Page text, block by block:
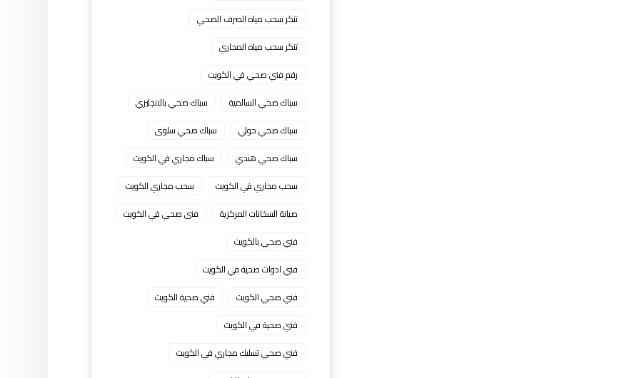
تنكر سحب مياه الصرف الصحي
تنكر سحب مياه المجاري
رقم فني صحي في الكويت
سباك صحي السالمية
سباك صحي بالانجليزي
سباك صحي حولي
سباك صحي سلوى
سباك صحي هندي
سباك مجاري في الكويت
سحب مجاري في الكويت
سحب مجاري الكويت
صيانة السخانات المركزية
فنى صحي في الكويت
فني صحي بالكويت
فني ادوات صحية في الكويت
فني صحي الكويت
فني صحية الكويت
فني صحية في الكويت
فني صحي تسليك مجاري في الكويت